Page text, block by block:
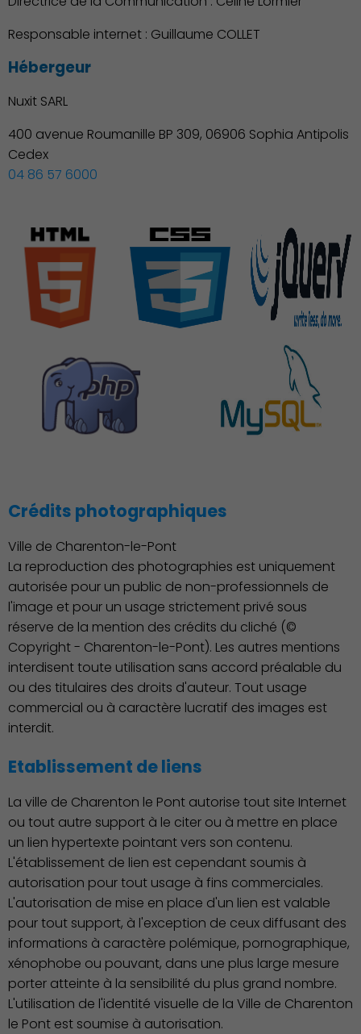
Découvrir Charenton
Démocratie locale
Responsable internet : Guillaume COLLET
Hébergeur
Nuxit SARL
400 avenue Roumanille BP 309, 06906 Sophia Antipolis
Cedex
04 86 57 6000
Crédits photographiques
Ville de Charenton-le-Pont
La reproduction des photographies est uniquement
autorisée pour un public de non-professionnels de
l'image et pour un usage strictement privé sous
réserve de la mention des crédits du cliché (©
Copyright - Charenton-le-Pont). Les autres mentions
interdisent toute utilisation sans accord préalable du
ou des titulaires des droits d'auteur. Tout usage
commercial ou à caractère lucratif des images est
interdit.
Etablissement de liens
La ville de Charenton le Pont autorise tout site Internet
ou tout autre support à le citer ou à mettre en place
un lien hypertexte pointant vers son contenu.
L'établissement de lien est cependant soumis à
autorisation pour tout usage à fins commerciales.
L'autorisation de mise en place d'un lien est valable
pour tout support, à l'exception de ceux diffusant des
informations à caractère polémique, pornographique,
xénophobe ou pouvant, dans une plus large mesure
porter atteinte à la sensibilité du plus grand nombre.
L'utilisation de l'identité visuelle de la Ville de Charenton
le Pont est soumise à autorisation.